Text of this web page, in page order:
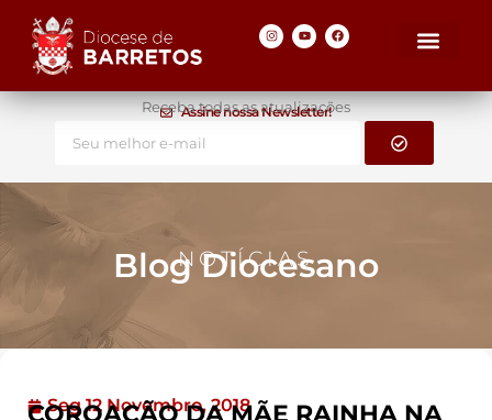
Assine nossa Newsletter!
Receba todas as atualizações
NOTÍCIAS
Blog Diocesano
Seg 12 Novembro, 2018